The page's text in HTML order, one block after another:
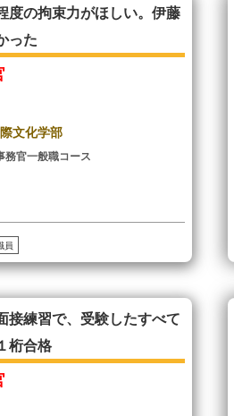
度の拘束力がほしい。伊藤
った
文化学部
務官一般職コース
員
接練習で、受験したすべて
桁合格